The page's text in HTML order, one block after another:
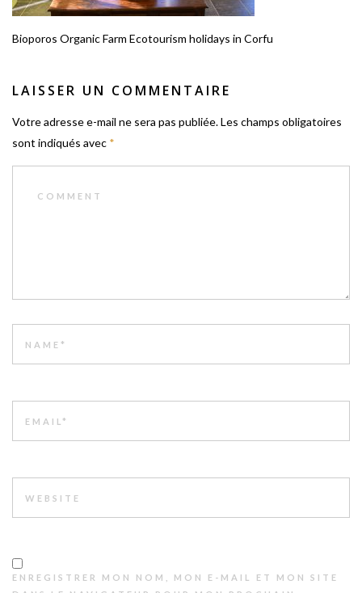
Bioporos Organic Farm Ecotourism holidays in Corfu
LAISSER UN COMMENTAIRE
Votre adresse e-mail ne sera pas publiée.Les champs obligatoires
sont indiqués avec *
ENREGISTRER MON NOM, MON E-MAIL ET MON SITE